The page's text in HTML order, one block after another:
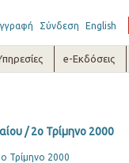
Σύνδεση English
e-Εκδόσεις
/ 2o Τρίμηνο 2000
Τρίμηνο 2000